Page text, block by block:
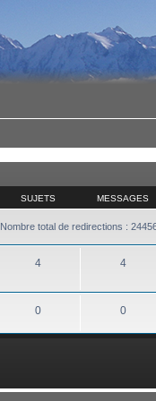
SUJETS MESSAGES
Nombre total de redirections :
4 4
0 0